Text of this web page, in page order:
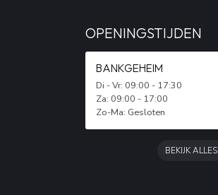
OPENINGSTIJDEN
BANKGEHEIM
Di - Vr: 09:00 - 17:30
Za: 09:00 - 17:00
Zo-Ma: Gesloten
BEKIJK ALLES